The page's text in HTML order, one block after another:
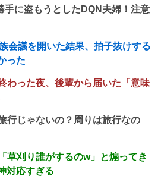
手に盗もうとしたDQN夫婦！注意
会議を開いた結果、拍子抜けする
った
わった夜、後輩から届いた「意味
行じゃないの？周りは旅行なの
草刈り誰がするのw」と煽ってき
対応すぎる